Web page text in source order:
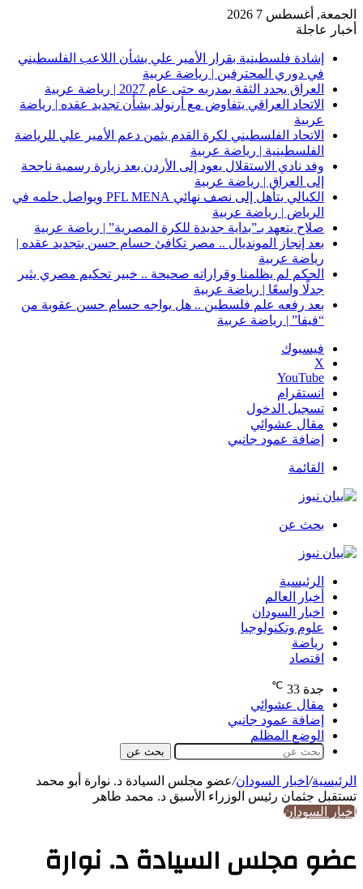
الجمعة, أغسطس 7 2026
أخبار عاجلة
إشادة فلسطينية بقرار الأمير علي بشأن اللاعب الفلسطيني
في دوري المحترفين | رياضة عربية
العراق يجدد الثقة بمدربه حتى عام 2027 | رياضة عربية
الاتحاد العراقي يتفاوض مع أرنولد بشأن تجديد عقده | رياضة
عربية
الاتحاد الفلسطيني لكرة القدم يثمن دعم الأمير علي للرياضة
الفلسطينية | رياضة عربية
وفد نادي الاستقلال يعود إلى الأردن بعد زيارة رسمية ناجحة
إلى العراق | رياضة عربية
الكيالي يتأهل إلى نصف نهائي PFL MENA ويواصل حلمه في
الرياض | رياضة عربية
صلاح يتعهد بـ”بداية جديدة للكرة المصرية” | رياضة عربية
بعد إنجاز المونديال .. مصر تكافئ حسام حسن بتجديد عقده |
رياضة عربية
الحكم لم يظلمنا وقراراته صحيحة .. خبير تحكيم مصري يثير
جدلًا واسعًا | رياضة عربية
بعد رفعه علم فلسطين .. هل يواجه حسام حسن عقوبة من
“فيفا” | رياضة عربية
فيسبوك
‫X
‫YouTube
انستقرام
تسجيل الدخول
مقال عشوائي
إضافة عمود جانبي
القائمة
بحث عن
الرئيسية
أخبار العالم
اخبار السودان
علوم وتكنولوجيا
رياضة
اقتصاد
جدة 33
℃
مقال عشوائي
إضافة عمود جانبي
الوضع المظلم
بحث عن
الرئيسية/ اخبار السودان/عضو مجلس السيادة د. نوارة أبو محمد
تستقبل جثمان رئيس الوزراء الأسبق د. محمد طاهر
اخبار السودان
عضو مجلس السيادة د. نوارة